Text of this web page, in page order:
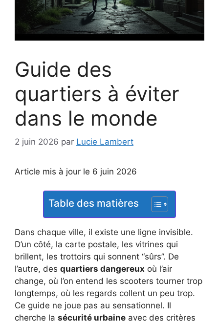
Guide des
quartiers à éviter
dans le monde
2 juin 2026 par Lucie Lambert
Article mis à jour le 6 juin 2026
Table des matières
Dans chaque ville, il existe une ligne invisible.
D’un côté, la carte postale, les vitrines qui
brillent, les trottoirs qui sonnent “sûrs”. De
l’autre, des quartiers dangereux où l’air
change, où l’on entend les scooters tourner trop
longtemps, où les regards collent un peu trop.
Ce guide ne joue pas au sensationnel. Il
cherche la sécurité urbaine avec des critères